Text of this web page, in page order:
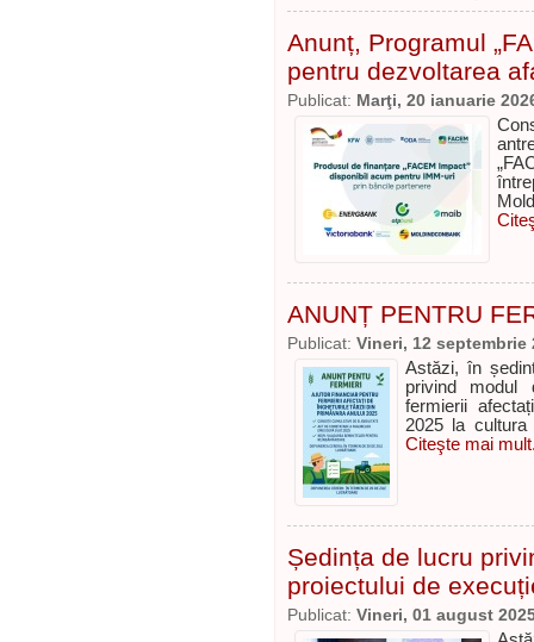
Anunț, Programul
pentru dezvoltarea
Publicat: Marţi, 20 ianuarie
ANUNȚ PENTRU
Publicat: Vineri, 12 septembrie
Astăzi, în
privind modul
fermierii
2025 la
Citeşte mai
Ședința de lucru
proiectului de
Publicat: Vineri, 01 august